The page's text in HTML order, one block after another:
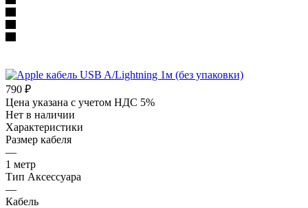
790 ₽
Цена указана с учетом НДС 5%
Нет в наличии
Характеристики
Размер кабеля
—
1 метр
Тип Аксессуара
—
Кабель